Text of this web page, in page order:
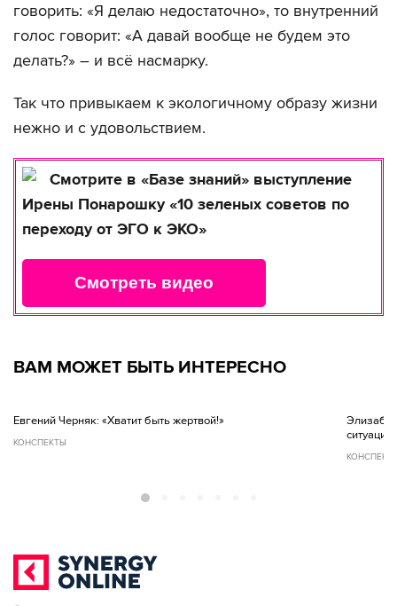
говорить: «Я делаю недостаточно», то внутренний
голос говорит: «А давай вообще не будем это
делать?» – и всё насмарку.
Так что привыкаем к экологичному образу жизни
нежно и с удовольствием.
Смотрите в «Базе знаний» выступление
Ирены Понарошку «10 зеленых советов по
переходу от ЭГО к ЭКО»
Смотреть видео
ВАМ МОЖЕТ БЫТЬ ИНТЕРЕСНО
Евгений Черняк: «Хватит быть жертвой!»
КОНСПЕКТЫ